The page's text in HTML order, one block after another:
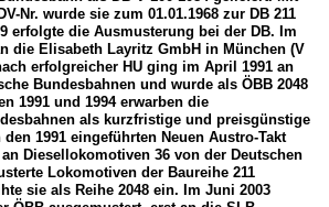
Nr. wurde sie zum 01.01.1968 zur DB 211
erfolgte die Ausmusterung bei der DB. Im
die Elisabeth Layritz GmbH in München (V
erfolgreicher HU ging im April 1991 an
Bundesbahnen und wurde als ÖBB 2048
1991 und 1994 erwarben die
als kurzfristige und preisgünstige
1991 eingeführten Neuen Austro-Takt
Diesellokomotiven 36 von der Deutschen
Lokomotiven der Baureihe 211
sie als Reihe 2048 ein. Im Juni 2003